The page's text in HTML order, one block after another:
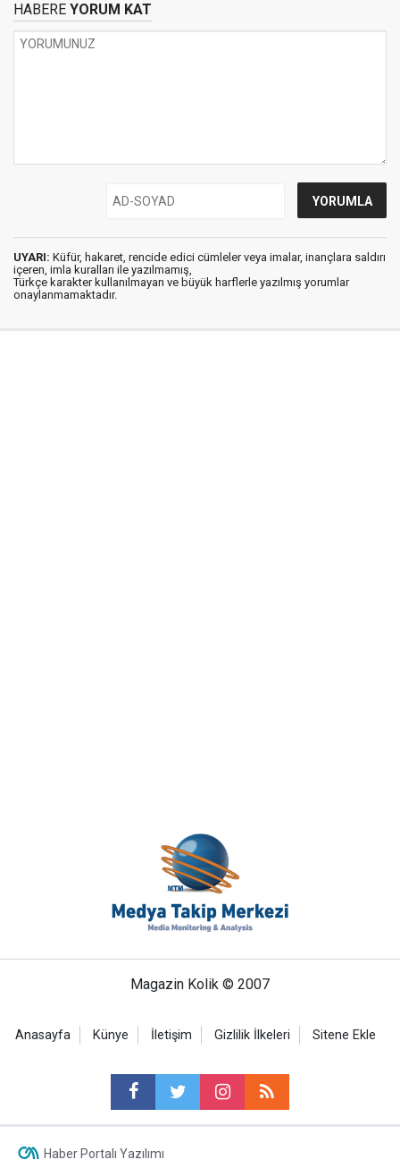
HABERE YORUM KAT
UYARI: Küfür, hakaret, rencide edici cümleler veya imalar, inançlara saldırı
içeren, imla kuralları ile yazılmamış,
Türkçe karakter kullanılmayan ve büyük harflerle yazılmış yorumlar
onaylanmamaktadır.
Magazin Kolik © 2007
Anasayfa Künye İletişim Gizlilik İlkeleri Sitene Ekle
Haber Portalı Yazılımı